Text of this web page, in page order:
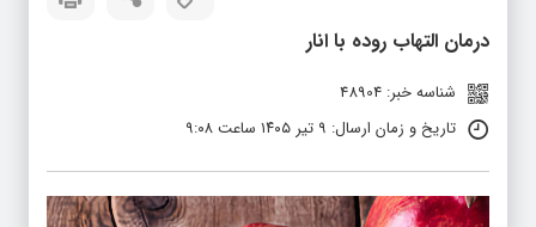
درمان التهاب روده با انار
شناسه خبر: 48904
تاریخ و زمان ارسال: ۹ تیر ۱۴۰۵ ساعت ۹:۰۸